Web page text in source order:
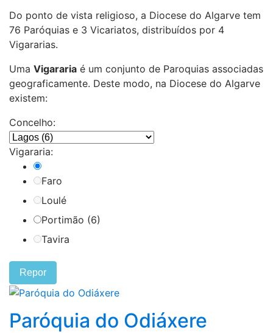
Do ponto de vista religioso, a Diocese do Algarve tem
76 Paróquias e 3 Vicariatos, distribuídos por 4
Vigararias.
Uma Vigararia é um conjunto de Paroquias associadas
geograficamente. Deste modo, na Diocese do Algarve
existem:
Concelho:
Vigararia:
Faro
Loulé
Portimão (6)
Tavira
Repor
Paróquia do Odiáxere